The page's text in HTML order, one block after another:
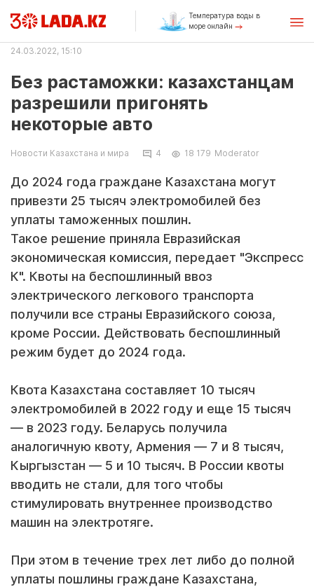
Температура воды в
море онлайн
24.03.2022, 15:10
Без растаможки: казахстанцам
разрешили пригонять
некоторые авто
Новости Казахстана и мира 4 18 179 Moderator
До 2024 года граждане Казахстана могут
привезти 25 тысяч электромобилей без
уплаты таможенных пошлин.
Такое решение приняла Евразийская
экономическая комиссия, передает "Экспресс
К". Квоты на беспошлинный ввоз
электрического легкового транспорта
получили все страны Евразийского союза,
кроме России. Действовать беспошлинный
режим будет до 2024 года.
Квота Казахстана составляет 10 тысяч
электромобилей в 2022 году и еще 15 тысяч
— в 2023 году. Беларусь получила
аналогичную квоту, Армения — 7 и 8 тысяч,
Кыргызстан — 5 и 10 тысяч. В России квоты
вводить не стали, для того чтобы
стимулировать внутреннее производство
машин на электротяге.
При этом в течение трех лет либо до полной
уплаты пошлины граждане Казахстана,